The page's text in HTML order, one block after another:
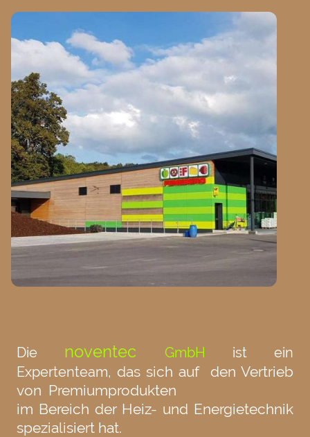
Die noventec GmbH ist ein
Expertenteam, das sich auf den Vertrieb
von Premiumprodukten
im Bereich der Heiz- und Energietechnik
spezialisiert hat.